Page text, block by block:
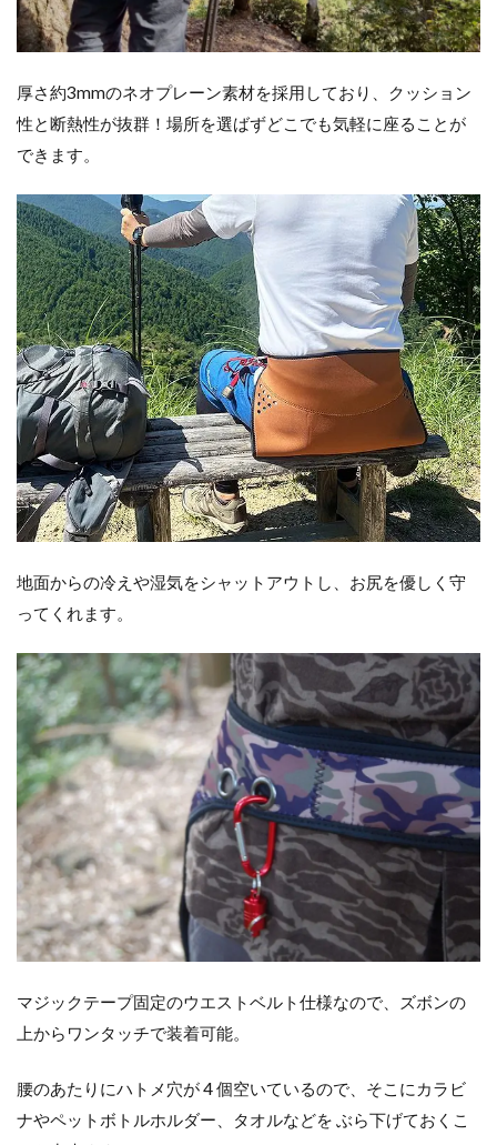
厚さ約3mmのネオプレーン素材を採用しており、クッション
性と断熱性が抜群！場所を選ばずどこでも気軽に座ることが
できます。
地面からの冷えや湿気をシャットアウトし、お尻を優しく守
ってくれます。
マジックテープ固定のウエストベルト仕様なので、ズボンの
上からワンタッチで装着可能。
腰のあたりにハトメ穴が 4 個空いているので、そこにカラビ
ナやペットボトルホルダー、タオルなどを ぶら下げておくこ